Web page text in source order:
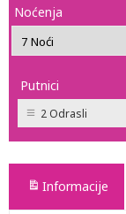
Noćenja
Putnici
2 Odrasli
Informacije